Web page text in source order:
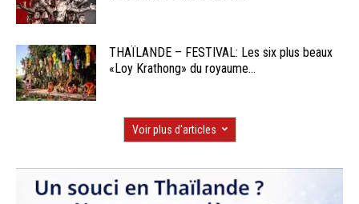
THAÏLANDE – FESTIVAL: Les six plus beaux
«Loy Krathong» du royaume...
Voir plus d'articles